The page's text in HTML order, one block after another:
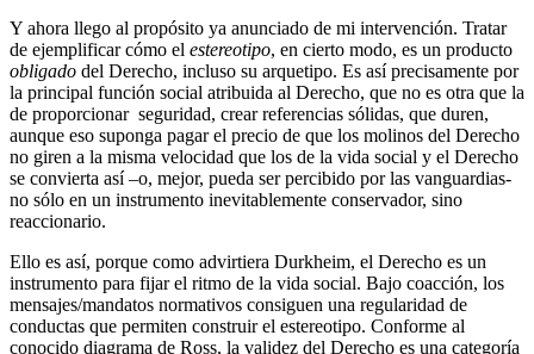
Y ahora llego al propósito ya anunciado de mi intervención. Tratar
de ejemplificar cómo el estereotipo, en cierto modo, es un producto
obligado del Derecho, incluso su arquetipo. Es así precisamente por
la principal función social atribuida al Derecho, que no es otra que la
de proporcionar seguridad, crear referencias sólidas, que duren,
aunque eso suponga pagar el precio de que los molinos del Derecho
no giren a la misma velocidad que los de la vida social y el Derecho
se convierta así –o, mejor, pueda ser percibido por las vanguardias-
no sólo en un instrumento inevitablemente conservador, sino
reaccionario.
Ello es así, porque como advirtiera Durkheim, el Derecho es un
instrumento para fijar el ritmo de la vida social. Bajo coacción, los
mensajes/mandatos normativos consiguen una regularidad de
conductas que permiten construir el estereotipo. Conforme al
conocido diagrama de Ross, la validez del Derecho es una categoría